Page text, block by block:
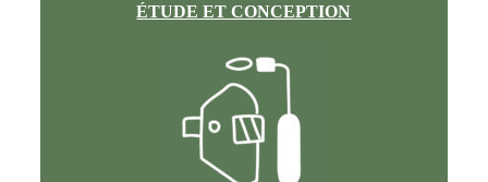
ÉTUDE ET CONCEPTION